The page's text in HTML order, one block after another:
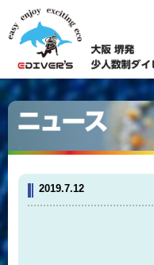
2019.7.12